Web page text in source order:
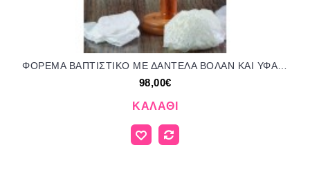
98,00€
ΚΑΛΆΘΙ